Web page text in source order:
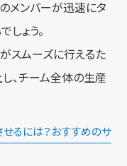
メンバーが迅速にタ
ょう。
スムーズに行えるた
、チーム全体の生産
るには？おすすめのサ